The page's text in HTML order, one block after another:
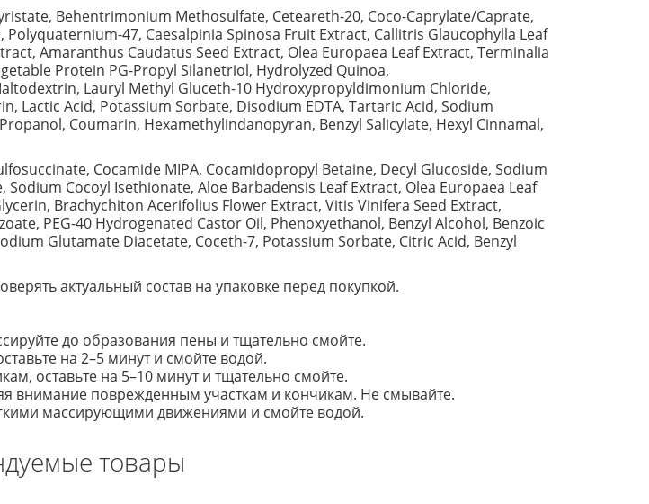
Behentrimonium Methosulfate, Ceteareth-20, Coco-Caprylate/Caprate,
47, Caesalpinia Spinosa Fruit Extract, Callitris Glaucophylla Leaf
Amaranthus Caudatus Seed Extract, Olea Europaea Leaf Extract, Terminalia
Protein PG-Propyl Silanetriol, Hydrolyzed Quinoa,
Lauryl Methyl Gluceth-10 Hydroxypropyldimonium Chloride,
Lactic Acid, Potassium Sorbate, Disodium EDTA, Tartaric Acid, Sodium
Coumarin, Hexamethylindanopyran, Benzyl Salicylate, Hexyl Cinnamal,
Cocamide MIPA, Cocamidopropyl Betaine, Decyl Glucoside, Sodium
Cocoyl Isethionate, Aloe Barbadensis Leaf Extract, Olea Europaea Leaf
Brachychiton Acerifolius Flower Extract, Vitis Vinifera Seed Extract,
PEG-40 Hydrogenated Castor Oil, Phenoxyethanol, Benzyl Alcohol, Benzoic
Glutamate Diacetate, Coceth-7, Potassium Sorbate, Citric Acid, Benzyl
актуальный состав на упаковке перед покупкой.
до образования пены и тщательно смойте.
на 2–5 минут и смойте водой.
оставьте на 5–10 минут и тщательно смойте.
внимание поврежденным участкам и кончикам. Не смывайте.
массирующими движениями и смойте водой.
товары